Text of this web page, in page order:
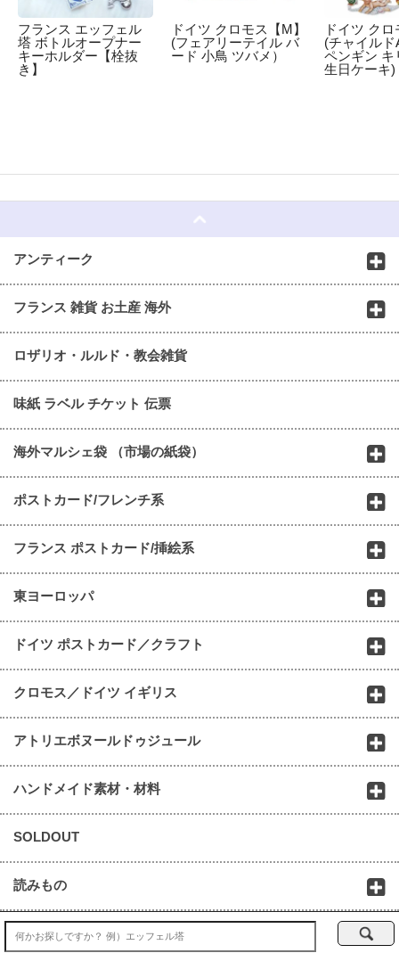
フランス エッフェル
塔 ボトルオープナー
キーホルダー【栓抜
き】
ドイツ クロモス【M】
(フェアリーテイル バ
ード 小鳥 ツバメ）
ドイツ ク
(チャイルド
ペンギン キ
生日ケーキ)
アンティーク
フランス 雑貨 お土産 海外
ロザリオ・ルルド・教会雑貨
味紙 ラベル チケット 伝票
海外マルシェ袋 （市場の紙袋）
ポストカード/フレンチ系
フランス ポストカード/挿絵系
東ヨーロッパ
ドイツ ポストカード／クラフト
クロモス／ドイツ イギリス
アトリエボヌールドゥジュール
ハンドメイド素材・材料
SOLDOUT
読みもの